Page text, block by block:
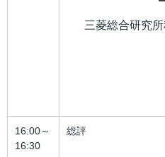
三菱総合研究所
16:00～
16:30
総評